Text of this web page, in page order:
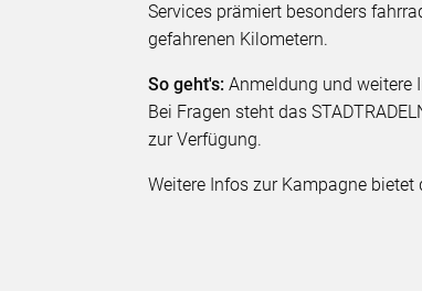
Services prämiert besonders
gefahrenen Kilometern.
So geht's: Anmeldung und weitere
Bei Fragen steht das
zur Verfügung.
Weitere Infos zur Kampagne